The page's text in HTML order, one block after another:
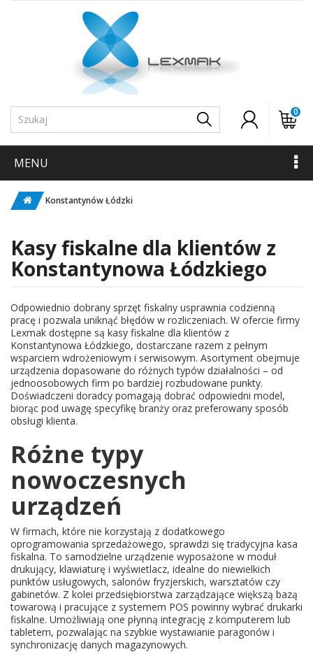
0
MENU
Konstantynów Łódzki
Kasy fiskalne dla klientów z
Konstantynowa Łódzkiego
Odpowiednio dobrany sprzęt fiskalny usprawnia codzienną
pracę i pozwala uniknąć błędów w rozliczeniach. W ofercie firmy
Lexmak dostępne są kasy fiskalne dla klientów z
Konstantynowa Łódzkiego, dostarczane razem z pełnym
wsparciem wdrożeniowym i serwisowym. Asortyment obejmuje
urządzenia dopasowane do różnych typów działalności – od
jednoosobowych firm po bardziej rozbudowane punkty.
Doświadczeni doradcy pomagają dobrać odpowiedni model,
biorąc pod uwagę specyfikę branży oraz preferowany sposób
obsługi klienta.
Różne typy
nowoczesnych
urządzeń
W firmach, które nie korzystają z dodatkowego
oprogramowania sprzedażowego, sprawdzi się tradycyjna kasa
fiskalna. To samodzielne urządzenie wyposażone w moduł
drukujący, klawiaturę i wyświetlacz, idealne do niewielkich
punktów usługowych, salonów fryzjerskich, warsztatów czy
gabinetów. Z kolei przedsiębiorstwa zarządzające większą bazą
towarową i pracujące z systemem POS powinny wybrać drukarki
fiskalne. Umożliwiają one płynną integrację z komputerem lub
tabletem, pozwalając na szybkie wystawianie paragonów i
synchronizację danych magazynowych.